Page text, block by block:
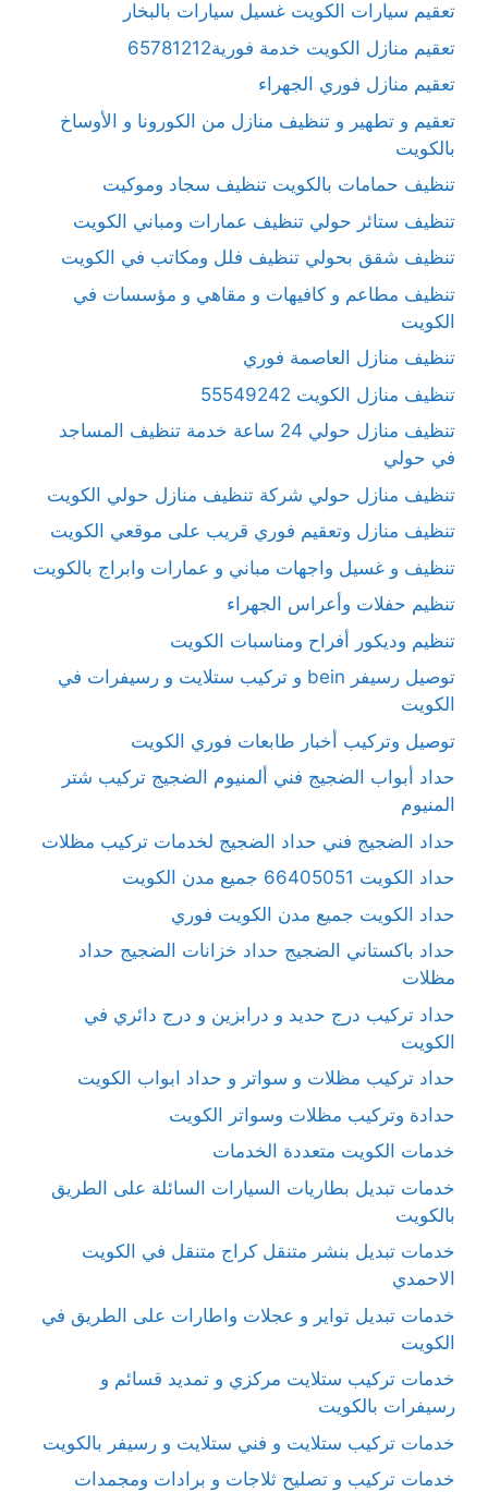
تعقيم سيارات الكويت غسيل سيارات بالبخار
تعقيم منازل الكويت خدمة فورية65781212
تعقيم منازل فوري الجهراء
تعقيم و تطهير و تنظيف منازل من الكورونا و الأوساخ
بالكويت
تنظيف حمامات بالكويت تنظيف سجاد وموكيت
تنظيف ستائر حولي تنظيف عمارات ومباني الكويت
تنظيف شقق بحولي تنظيف فلل ومكاتب في الكويت
تنظيف مطاعم و كافيهات و مقاهي و مؤسسات في
الكويت
تنظيف منازل العاصمة فوري
تنظيف منازل الكويت 55549242
تنظيف منازل حولي 24 ساعة خدمة تنظيف المساجد
في حولي
تنظيف منازل حولي شركة تنظيف منازل حولي الكويت
تنظيف منازل وتعقيم فوري قريب على موقعي الكويت
تنظيف و غسيل واجهات مباني و عمارات وابراج بالكويت
تنظيم حفلات وأعراس الجهراء
تنظيم وديكور أفراح ومناسبات الكويت
توصيل رسيفر bein و تركيب ستلايت و رسيفرات في
الكويت
توصيل وتركيب أخبار طابعات فوري الكويت
حداد أبواب الضجيج فني ألمنيوم الضجيج تركيب شتر
المنيوم
حداد الضجيج فني حداد الضجيج لخدمات تركيب مظلات
حداد الكويت 66405051 جميع مدن الكويت
حداد الكويت جميع مدن الكويت فوري
حداد باكستاني الضجيج حداد خزانات الضجيج حداد
مظلات
حداد تركيب درج حديد و درابزين و درج دائري في
الكويت
حداد تركيب مظلات و سواتر و حداد ابواب الكويت
حدادة وتركيب مظلات وسواتر الكويت
خدمات الكويت متعددة الخدمات
خدمات تبديل بطاريات السيارات السائلة على الطريق
بالكويت
خدمات تبديل بنشر متنقل كراج متنقل في الكويت
الاحمدي
خدمات تبديل تواير و عجلات واطارات على الطريق في
الكويت
خدمات تركيب ستلايت مركزي و تمديد قسائم و
رسيفرات بالكويت
خدمات تركيب ستلايت و فني ستلايت و رسيفر بالكويت
خدمات تركيب و تصليح ثلاجات و برادات ومجمدات